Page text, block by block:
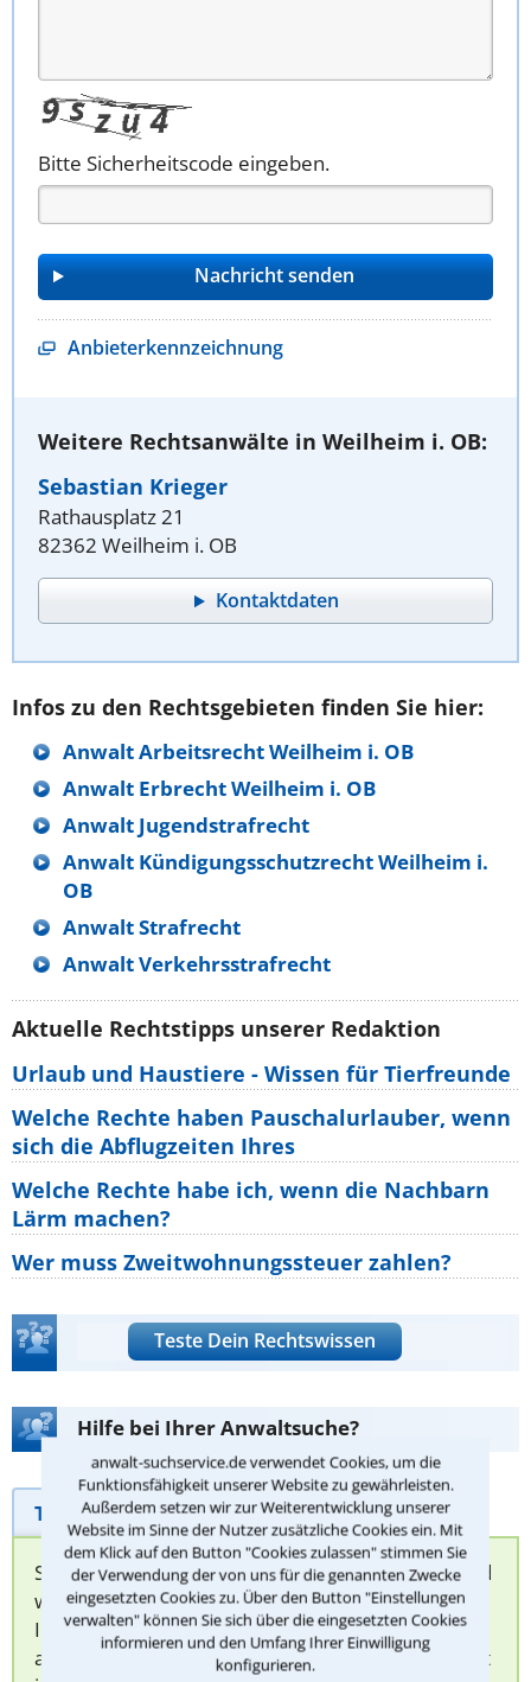
anwalt-suchservice.de verwendet Cookies, um die
Funktionsfähigkeit unserer Website zu gewährleisten.
Außerdem setzen wir zur Weiterentwicklung unserer
Website im Sinne der Nutzer zusätzliche Cookies ein. Mit
dem Klick auf den Button "Cookies zulassen" stimmen Sie
der Verwendung der von uns für die genannten Zwecke
eingesetzten Cookies zu. Über den Button "Einstellungen
verwalten" können Sie sich über die eingesetzten Cookies
informieren und den Umfang Ihrer Einwilligung
konfigurieren.
Bitte Sicherheitscode eingeben.
Anbieterkennzeichnung
Weitere Rechtsanwälte in Weilheim i. OB:
Sebastian Krieger
Rathausplatz 21
82362 Weilheim i. OB
Kontaktdaten
Infos zu den Rechtsgebieten finden Sie hier:
Anwalt Arbeitsrecht Weilheim i. OB
Anwalt Erbrecht Weilheim i. OB
Anwalt Jugendstrafrecht
Anwalt Kündigungsschutzrecht Weilheim i.
OB
Anwalt Strafrecht
Anwalt Verkehrsstrafrecht
Aktuelle Rechtstipps unserer Redaktion
Urlaub und Haustiere - Wissen für Tierfreunde
Welche Rechte haben Pauschalurlauber, wenn
sich die Abflugzeiten Ihres
Welche Rechte habe ich, wenn die Nachbarn
Lärm machen?
Wer muss Zweitwohnungssteuer zahlen?
Teste Dein Rechtswissen
Hilfe bei Ihrer Anwaltsuche?
Telefonhilfe Beratungsanfrage
Sie können hier Ihren Fall schildern. Anschließend
werden sich spezialisierte Rechtsanwälte bei
Ihnen melden, um das weitere Vorgehen
abzuklären. Die Rückmeldung durch einen Anwalt